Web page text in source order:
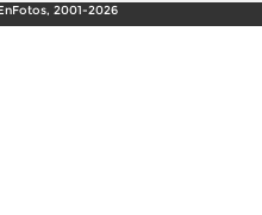
2001-2026